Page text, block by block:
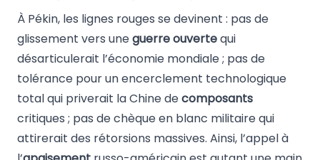
À Pékin, les lignes rouges se devinent : pas de
glissement vers uneguerre ouvertequi
désarticulerait l’économie mondiale ; pas de
tolérance pour un encerclement technologique
total qui priverait la Chine decomposants
critiques ; pas de chèque en blanc militaire qui
attirerait des rétorsions massives. Ainsi, l’appel à